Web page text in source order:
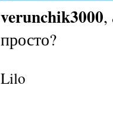
verunchik3000,
просто?
Lilo